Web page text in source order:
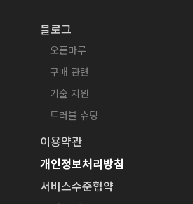
블로그
오픈마루
구매 관련
기술 지원
트러블 슈팅
이용약관
개인정보처리방침
서비스수준협약